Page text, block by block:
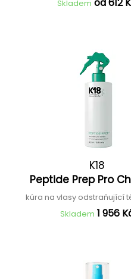
Skladem
K18
Peptide Prep Pro
kúra na vlasy odstraňující
Skladem 1 956